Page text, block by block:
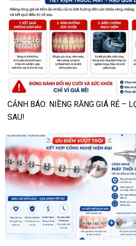
CẢNH BÁO: NIỀNG RĂNG GIÁ RẺ –
SAU!